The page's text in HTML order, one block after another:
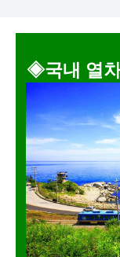
◈국내 열